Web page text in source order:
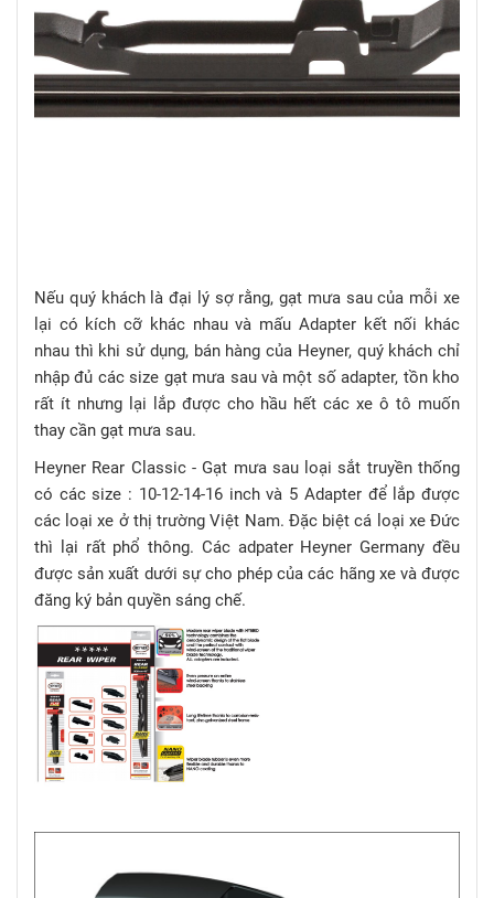
Nếu quý khách là đại lý sợ rằng, gạt mưa sau của mỗi xe
lại có kích cỡ khác nhau và mấu Adapter kết nối khác
nhau thì khi sử dụng, bán hàng của Heyner, quý khách chỉ
nhập đủ các size gạt mưa sau và một số adapter, tồn kho
rất ít nhưng lại lắp được cho hầu hết các xe ô tô muốn
thay cần gạt mưa sau.
Heyner Rear Classic - Gạt mưa sau loại sắt truyền thống
có các size : 10-12-14-16 inch và 5 Adapter để lắp được
các loại xe ở thị trường Việt Nam. Đặc biệt cá loại xe Đức
thì lại rất phổ thông. Các adpater Heyner Germany đều
được sản xuất dưới sự cho phép của các hãng xe và được
đăng ký bản quyền sáng chế.